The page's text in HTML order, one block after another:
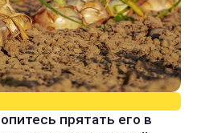
прятать его в